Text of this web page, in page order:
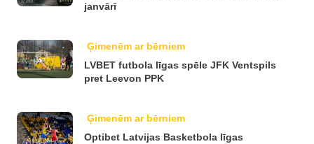
janvārī
Ģimenēm ar bērniem
LVBET futbola līgas spēle JFK Ventspils
pret Leevon PPK
Ģimenēm ar bērniem
Optibet Latvijas Basketbola līgas